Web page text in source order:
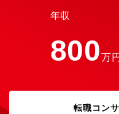
年収
800万
転職コン